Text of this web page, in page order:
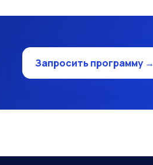
Запросить программу →